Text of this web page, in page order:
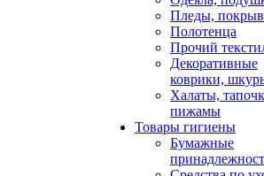
Пледы,
Полотенца
Прочий
Декоративные
коврики,
Халаты,
пижамы
Товары гигиены
Бумажные